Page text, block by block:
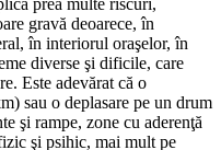
gravă deoarece, în
în interiorul oraşelor, în
diverse şi dificile, care
Este adevărat că o
sau o deplasare pe un drum
şi rampe, zone cu aderenţă
şi psihic, mai mult pe